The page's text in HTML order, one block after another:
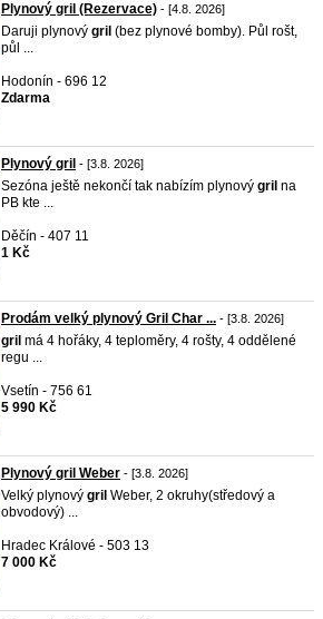
Plynový gril (Rezervace) - [4.8. 2026]
Daruji plynový gril (bez plynové bomby). Půl rošt,
půl ...
Hodonín - 696 12
Zdarma
Plynový gril - [3.8. 2026]
Sezóna ještě nekončí tak nabízím plynový gril na
PB kte ...
Děčín - 407 11
1 Kč
Prodám velký plynový Gril Char ... - [3.8. 2026]
gril má 4 hořáky, 4 teploměry, 4 rošty, 4 oddělené
regu ...
Vsetín - 756 61
5 990 Kč
Plynový gril Weber - [3.8. 2026]
Velký plynový gril Weber, 2 okruhy(středový a
obvodový) ...
Hradec Králové - 503 13
7 000 Kč